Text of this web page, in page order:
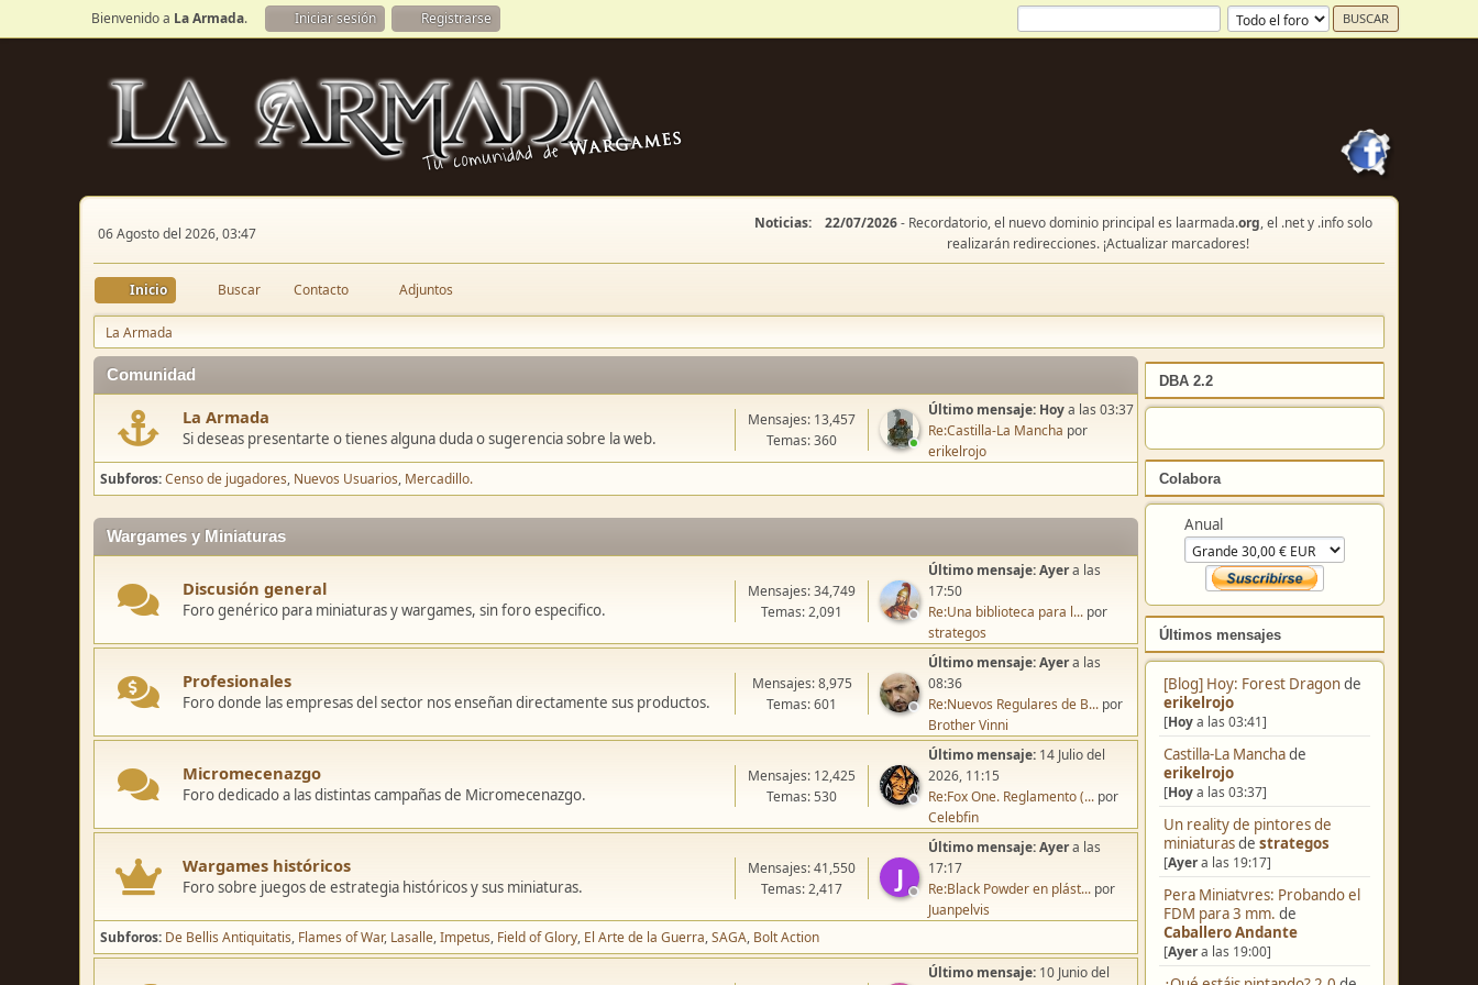
Bienvenido a La Armada. Iniciar sesión Registrarse
06 Agosto del 2026, 03:47
Noticias: 22/07/2026- Recordatorio, el nuevo dominio principal es laarmada.org, el .net y .info solo
realizarán redirecciones. ¡Actualizar marcadores!
Inicio Buscar Contacto Adjuntos
La Armada
DBA 2.2
Colabora
Anual
Últimos mensajes
[Blog] Hoy: Forest Dragon
erikelrojo
[Hoy a las 03:41]
Castilla-La Manchade
erikelrojo
[Hoya las 03:37]
Un reality de pintores de
miniaturasdestrategos
[Ayera las 19:17]
Pera Miniatvres: Probando el
Comunidad
La Armada
Si deseas presentarte o tienes alguna duda o sugerencia sobre la web.
Mensajes: 13,457
Temas: 360
Último mensaje: Hoya las 03:37
Re:Castilla-La Mancha por
erikelrojo
Subforos Censo de jugadores Nuevos Usuarios Mercadillo.
Wargames y Miniaturas
Discusión general
Foro genérico para miniaturas y wargames, sin foro especifico.
Mensajes: 34,749
Temas: 2,091
Último mensaje:Ayera las
17:50
Re:Una biblioteca para l... por
strategos
Profesionales
Foro donde las empresas del sector nos enseñan directamente sus productos.
Mensajes: 8,975
Temas: 601
Último mensaje:Ayera las
08:36
Re:Nuevos Regulares de B... por
Brother Vinni
Micromecenazgo
Foro dedicado a las distintas campañas de Micromecenazgo.
Mensajes: 12,425
Temas: 530
Último mensaje: 14 Julio del
2026, 11:15
Re:Fox One. Reglamento (... por
Celebfin
J
Wargames históricos
Foro sobre juegos de estrategia históricos y sus miniaturas.
Mensajes: 41,550
Temas: 2,417
Último mensaje:Ayera las
17:17
Re:Black Powder en plást... por
Juanpelvis
Subforos De Bellis Antiquitatis Flames of War Lasalle Impetus Field of Glory El Arte de la Guerra SAGA Bolt Action
Último mensaje: 10 Junio del